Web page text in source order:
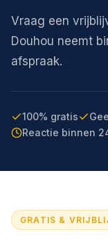
Vraag een
Douhou neemt
afspraak.
100% gratis
Reactie binnen
GRATIS &